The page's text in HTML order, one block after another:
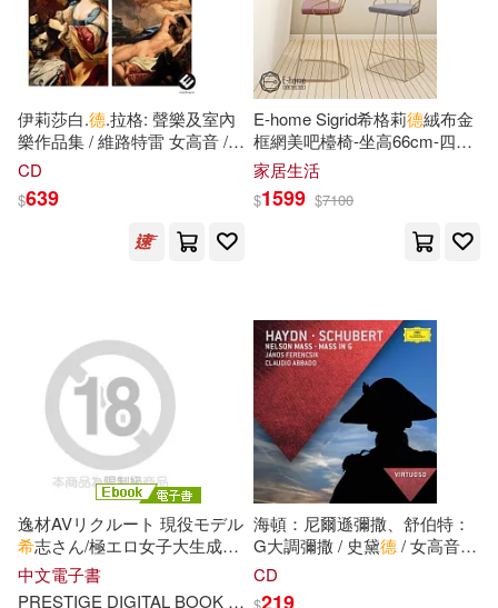
世一文化編輯群(22)
劉增利(22)
本社編(22)
竜騎士07(22)
上海美術電影制片廠(21)
交通部運輸研究所(21)
梁二平(21)
魯德亞德．吉卜林(21)
九州出版社(135) 耕林(135)
經濟科學出版社(134)
北京聯合出版公司(133)
武漢大學出版社(130)
中國少年兒童出版社(129)
吉林出版集團有限責任公司(129)
漢語大詞典出版社(128)
伊莉莎白.德.拉格: 聲樂及室內
樂作品集 / 維路特雷 女高音 /
海洛斯.蓋雅爾 指揮 / 瑪雷利斯
La Guerre: Judith & Semele /
Ensemble Amarillis)
CD
$639
E-home Sigrid希格莉德絨布金
框網美吧檯椅-坐高66cm-四色
可選 海軍藍
家居生活
$1599 $7100
逸材AVリクルート 現役モデル
希志さん/極エロ女子大生成海
さん (電子書)
中文電子書
PRESTIGE DIGITAL BOOK SERIES
海頓：尼爾遜彌撒、舒伯特：
G大調彌撒 / 史黛德/ 女高音、
海夫利格 / 男高音、邦妮 / 女高
CD